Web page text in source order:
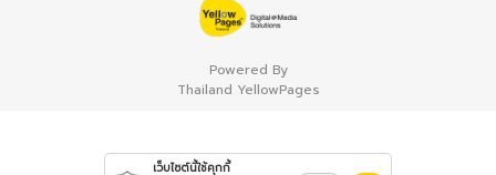
Powered By
Thailand YellowPages
เว็บไซต์นี้ใช้คุกกี้